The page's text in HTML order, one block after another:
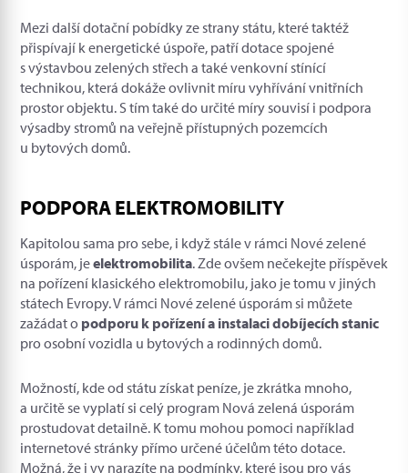
Mezi další dotační pobídky ze strany státu, které taktéž
přispívají k energetické úspoře, patří dotace spojené
s výstavbou zelených střech a také venkovní stínící
technikou, která dokáže ovlivnit míru vyhřívání vnitřních
prostor objektu. S tím také do určité míry souvisí i podpora
výsadby stromů na veřejně přístupných pozemcích
u bytových domů.
PODPORA ELEKTROMOBILITY
Kapitolou sama pro sebe, i když stále v rámci Nové zelené
úsporám, jeelektromobilita. Zde ovšem nečekejte příspěvek
na pořízení klasického elektromobilu, jako je tomu v jiných
státech Evropy. V rámci Nové zelené úsporám si můžete
zažádat o podporu k pořízení a instalaci dobíjecích stanic
pro osobní vozidla u bytových a rodinných domů.
Možností, kde od státu získat peníze, je zkrátka mnoho,
a určitě se vyplatí si celý program Nová zelená úsporám
prostudovat detailně. K tomu mohou pomoci například
internetové stránky přímo určené účelům této dotace.
Možná, že i vy narazíte na podmínky, které jsou pro vás